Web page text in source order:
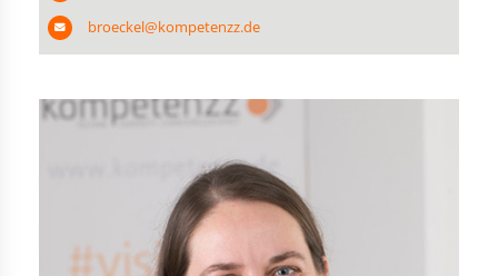
broeckel@kompetenzz.de